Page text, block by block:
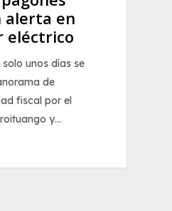
alerta en
eléctrico
unos días se
de
fiscal por el
y…